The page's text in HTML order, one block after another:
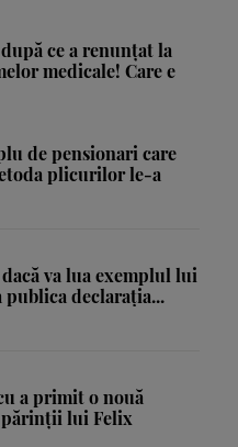
ce a renunțat la
medicale! Care e
de pensionari care
plicurilor le-a
va lua exemplul lui
publica declarația...
a primit o nouă
părinții lui Felix